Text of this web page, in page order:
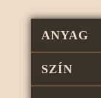
ANYAG
SZÍN